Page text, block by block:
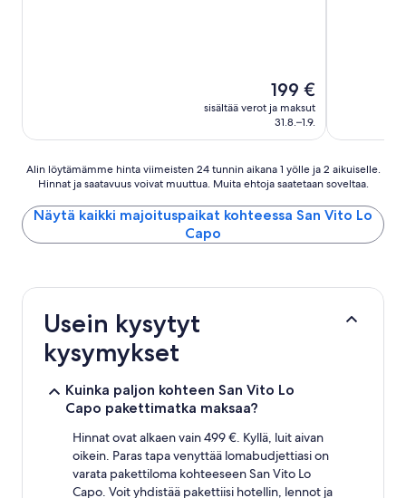
Hinta
on
199 €
199 €
sisältää verot ja maksut
31.8.–1.9.
Alin
löytämämme
hinta
viimeisten
24
yölle
aikuiselle.
Hinnat
saatavuus
saatetaan
Alin löytämämme hinta viimeisten 24 tunnin aikana 1 yölle ja 2 aikuiselle.
Hinnat ja saatavuus voivat muuttua. Muita ehtoja saatetaan soveltaa.
Näytä kaikki majoituspaikat kohteessa San Vito Lo
Capo
Usein kysytyt
kysymykset
Kuinka paljon kohteen San Vito Lo
Capo pakettimatka maksaa?
Hinnat ovat alkaen vain 499 €. Kyllä, luit aivan
oikein. Paras tapa venyttää lomabudjettiasi on
varata pakettiloma kohteeseen San Vito Lo
Capo. Voit yhdistää pakettiisi hotellin, lennot ja